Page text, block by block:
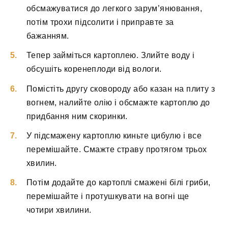
обсмажуватися до легкого зарум’янювання,
потім трохи підсолити і приправте за
бажанням.
Тепер займіться картоплею. Злийте воду і
обсушіть коренеплоди від вологи.
Помістіть другу сковороду або казан на плиту з
вогнем, налийте олію і обсмажте картоплю до
придбання ним скоринки.
У підсмажену картоплю киньте цибулю і все
перемішайте. Смажте страву протягом трьох
хвилин.
Потім додайте до картоплі смажені білі гриби,
перемішайте і протушкувати на вогні ще
чотири хвилини.